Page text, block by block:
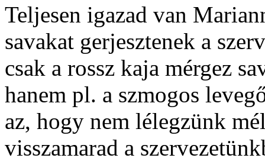
Teljesen igazad van
savakat gerjesztenek a
csak a rossz kaja mérgez
hanem pl. a szmogos
az, hogy nem lélegzünk
visszamarad a